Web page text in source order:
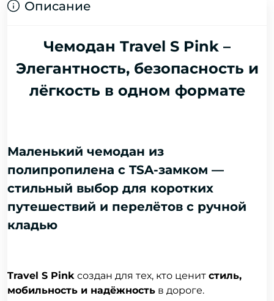
Описание
Чемодан Travel S Pink –
Элегантность, безопасность и
лёгкость в одном формате
Маленький чемодан из
полипропилена с TSA-замком —
стильный выбор для коротких
путешествий и перелётов с ручной
кладью
Travel S Pink создан для тех, кто ценит стиль,
мобильность и надёжность в дороге.